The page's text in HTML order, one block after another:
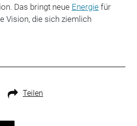
Das bringt neue Energiefür
Vision, die sich ziemlich
Teilen